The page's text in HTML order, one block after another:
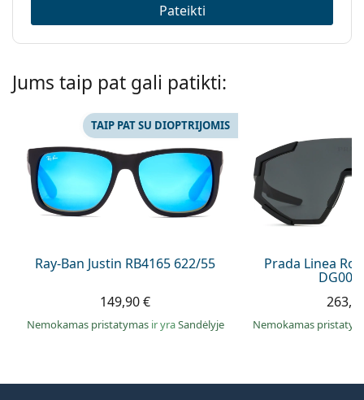
Pateikti
Jums taip pat gali patikti:
Ray-Ban Justin RB4165 622/55
TAIP PAT SU DIOPTRIJOMIS
149,90 €
Nemokamas pristatymas ir yraSandėlyje
Prada Linea
Nemokamas